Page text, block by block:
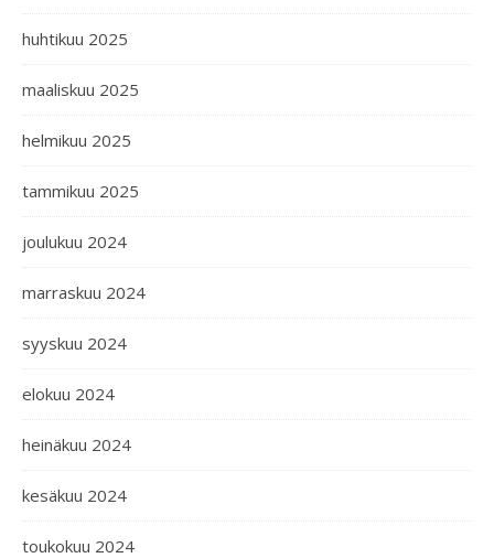
huhtikuu 2025
maaliskuu 2025
helmikuu 2025
tammikuu 2025
joulukuu 2024
marraskuu 2024
syyskuu 2024
elokuu 2024
heinäkuu 2024
kesäkuu 2024
toukokuu 2024